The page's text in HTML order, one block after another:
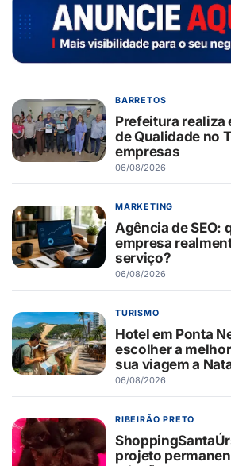
BARRETOS
Prefeitura realiza
de Qualidade no
empresas
06/08/2026
MARKETING
Agência de SEO:
empresa
serviço?
06/08/2026
TURISMO
Hotel em Ponta
escolher a
sua viagem a
06/08/2026
RIBEIRÃO PRETO
projeto